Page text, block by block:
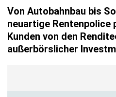
Von Autobahnbau bis
neuartige Rentenpolice
Kunden von den
außerbörslicher